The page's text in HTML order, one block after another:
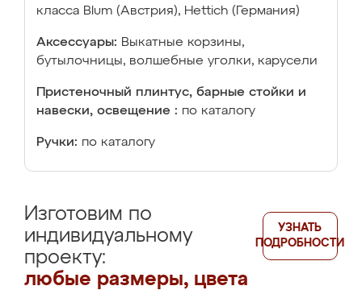
класса Blum (Австрия), Hettich (Германия)
Аксессуары: Выкатные корзины,
бутылочницы, волшебные уголки, карусели
Пристеночный плинтус, барные стойки и
навески, освещение : по каталогу
Ручки: по каталогу
Изготовим по
индивидуальному
проекту:
любые размеры, цвета
УЗНАТЬ
ПОДРОБНОСТИ